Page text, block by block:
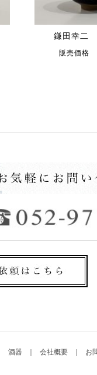
鎌田幸二
販売価格
酒器 会社概要 お